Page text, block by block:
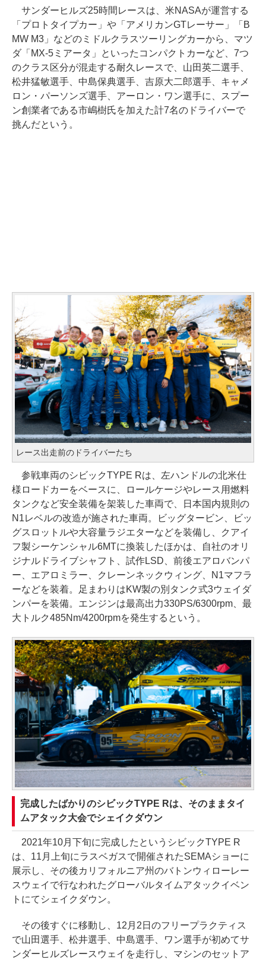
サンダーヒルズ25時間レースは、米NASAが運営する
「プロトタイプカー」や「アメリカンGTレーサー」「B
MW M3」などのミドルクラスツーリングカーから、マツ
ダ「MX-5ミアータ」といったコンパクトカーなど、7つ
のクラス区分が混走する耐久レースで、山田英二選手、
松井猛敏選手、中島保典選手、吉原大二郎選手、キャメ
ロン・パーソンズ選手、アーロン・ワン選手に、スプー
ン創業者である市嶋樹氏を加えた計7名のドライバーで
挑んだという。
レース出走前のドライバーたち
参戦車両のシビックTYPE Rは、左ハンドルの北米仕
様ロードカーをベースに、ロールケージやレース用燃料
タンクなど安全装備を架装した車両で、日本国内規則の
N1レベルの改造が施された車両。ビッグタービン、ビッ
グスロットルや大容量ラジエターなどを装備し、クアイ
フ製シーケンシャル6MTに換装したほかは、自社のオリ
ジナルドライブシャフト、試作LSD、前後エアロバンパ
ー、エアロミラー、クレーンネックウィング、N1マフラ
ーなどを装着。足まわりはKW製の別タンク式3ウェイダ
ンパーを装備。エンジンは最高出力330PS/6300rpm、最
大トルク485Nm/4200rpmを発生するという。
完成したばかりのシビックTYPE Rは、そのままタイ
ムアタック大会でシェイクダウン
2021年10月下旬に完成したというシビックTYPE R
は、11月上旬にラスベガスで開催されたSEMAショーに
展示し、その後カリフォルニア州のバトンウィローレー
スウェイで行なわれたグローバルタイムアタックイベン
トにてシェイクダウン。
その後すぐに移動し、12月2日のフリープラクティス
で山田選手、松井選手、中島選手、ワン選手が初めてサ
ンダーヒルズレースウェイを走行し、マシンのセットア